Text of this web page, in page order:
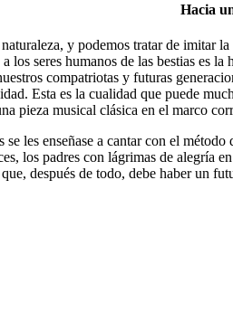
Hacia
y podemos tratar de imitar
seres humanos de las bestias es
compatriotas y futuras
Esta es la cualidad que puede
pieza musical clásica en el marco
les enseñase a cantar con el
los padres con lágrimas de alegría
después de todo, debe haber un